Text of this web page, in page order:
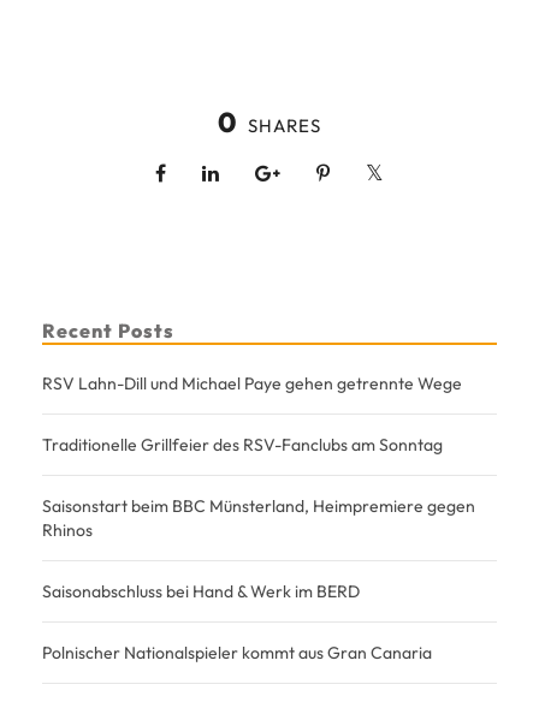
0 SHARES
Recent Posts
RSV Lahn-Dill und Michael Paye gehen getrennte Wege
Traditionelle Grillfeier des RSV-Fanclubs am Sonntag
Saisonstart beim BBC Münsterland, Heimpremiere gegen
Rhinos
Saisonabschluss bei Hand & Werk im BERD
Polnischer Nationalspieler kommt aus Gran Canaria